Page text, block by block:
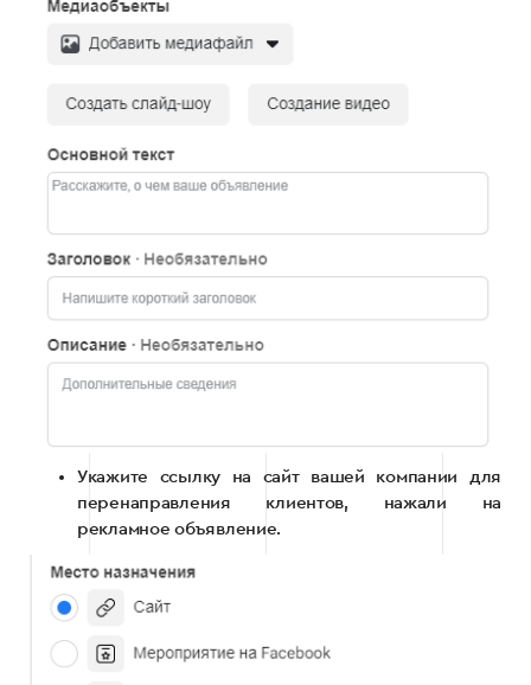
Укажите ссылку на сайт вашей компании для
перенаправления клиентов, нажали на
рекламное объявление.